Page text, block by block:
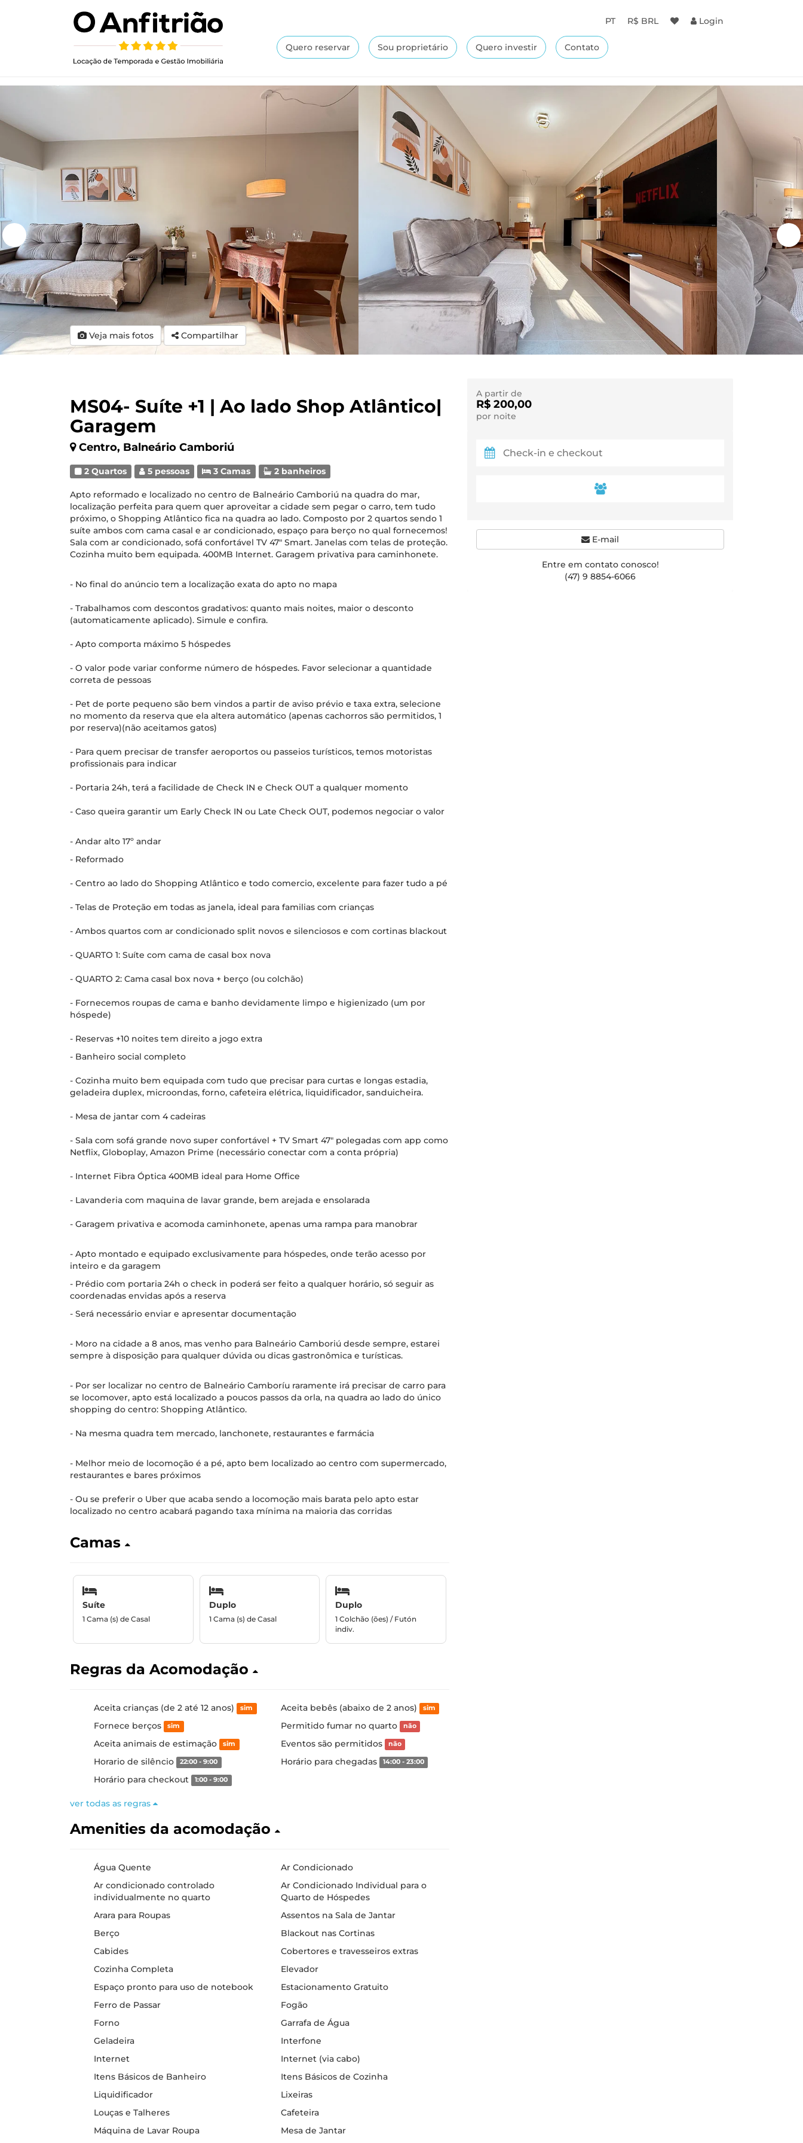
PT R$ BRL Login
Quero reservar Sou proprietário Quero investir Contato
Veja mais fotos Compartilhar
MS04- Suíte +1 | Ao lado Shop Atlântico|
Garagem
Centro, Balneário Camboriú
2 Quartos 5 pessoas 3 Camas 2 banheiros
Apto reformado e localizado no centro de Balneário Camboriú na quadra do mar,
localização perfeita para quem quer aproveitar a cidade sem pegar o carro, tem tudo
próximo, o Shopping Atlântico fica na quadra ao lado. Composto por 2 quartos sendo 1
suíte ambos com cama casal e ar condicionado, espaço para berço no qual fornecemos!
Sala com ar condicionado, sofá confortável TV 47" Smart. Janelas com telas de proteção.
Cozinha muito bem equipada. 400MB Internet. Garagem privativa para caminhonete.
- No final do anúncio tem a localização exata do apto no mapa
- Trabalhamos com descontos gradativos: quanto mais noites, maior o desconto
(automaticamente aplicado). Simule e confira.
- Apto comporta máximo 5 hóspedes
- O valor pode variar conforme número de hóspedes. Favor selecionar a quantidade
correta de pessoas
- Pet de porte pequeno são bem vindos a partir de aviso prévio e taxa extra, selecione
no momento da reserva que ela altera automático (apenas cachorros são permitidos, 1
por reserva)(não aceitamos gatos)
- Para quem precisar de transfer aeroportos ou passeios turísticos, temos motoristas
profissionais para indicar
- Portaria 24h, terá a facilidade de Check IN e Check OUT a qualquer momento
- Caso queira garantir um Early Check IN ou Late Check OUT, podemos negociar o valor
- Andar alto 17º andar
- Reformado
- Centro ao lado do Shopping Atlântico e todo comercio, excelente para fazer tudo a pé
- Telas de Proteção em todas as janela, ideal para familias com crianças
- Ambos quartos com ar condicionado split novos e silenciosos e com cortinas blackout
- QUARTO 1: Suíte com cama de casal box nova
- QUARTO 2: Cama casal box nova + berço (ou colchão)
- Fornecemos roupas de cama e banho devidamente limpo e higienizado (um por
hóspede)
- Reservas +10 noites tem direito a jogo extra
- Banheiro social completo
- Cozinha muito bem equipada com tudo que precisar para curtas e longas estadia,
geladeira duplex, microondas, forno, cafeteira elétrica, liquidificador, sanduicheira.
- Mesa de jantar com 4 cadeiras
- Sala com sofá grande novo super confortável + TV Smart 47" polegadas com app como
Netflix, Globoplay, Amazon Prime (necessário conectar com a conta própria)
- Internet Fibra Óptica 400MB ideal para Home Office
- Lavanderia com maquina de lavar grande, bem arejada e ensolarada
- Garagem privativa e acomoda caminhonete, apenas uma rampa para manobrar
- Apto montado e equipado exclusivamente para hóspedes, onde terão acesso por
inteiro e da garagem
- Prédio com portaria 24h o check in poderá ser feito a qualquer horário, só seguir as
coordenadas envidas após a reserva
- Será necessário enviar e apresentar documentação
- Moro na cidade a 8 anos, mas venho para Balneário Camboriú desde sempre, estarei
sempre à disposição para qualquer dúvida ou dicas gastronômica e turísticas.
- Por ser localizar no centro de Balneário Camboríu raramente irá precisar de carro para
se locomover, apto está localizado a poucos passos da orla, na quadra ao lado do único
shopping do centro: Shopping Atlântico.
- Na mesma quadra tem mercado, lanchonete, restaurantes e farmácia
- Melhor meio de locomoção é a pé, apto bem localizado ao centro com supermercado,
restaurantes e bares próximos
- Ou se preferir o Uber que acaba sendo a locomoção mais barata pelo apto estar
localizado no centro acabará pagando taxa mínima na maioria das corridas
Camas
Suíte
1 Cama (s) de Casal
Duplo
1 Cama (s) de Casal
Duplo
1 Colchão (ões) / Futón
indiv.
Regras da Acomodação
Aceita crianças (de 2 até 12 anos) sim Aceita bebês (abaixo de 2 anos) sim
Fornece berços sim Permitido fumar no quarto não
Aceita animais de estimação sim Eventos são permitidos não
Horario de silêncio 22:00 - 9:00 Horário para chegadas 14:00 - 23:00
Horário para checkout 1:00 - 9:00
ver todas as regras
Amenities da acomodação
Água Quente
Ar Condicionado
Ar condicionado controlado
individualmente no quarto
Ar Condicionado Individual para o
Quarto de Hóspedes
Arara para Roupas
Assentos na Sala de Jantar
Berço
Blackout nas Cortinas
Cabides
Cobertores e travesseiros extras
Cozinha Completa
Elevador
Espaço pronto para uso de notebook
Estacionamento Gratuito
Ferro de Passar
Fogão
Forno
Garrafa de Água
Geladeira
Interfone
Internet
Internet (via cabo)
Itens Básicos de Banheiro
Itens Básicos de Cozinha
Liquidificador
Lixeiras
Louças e Talheres
Cafeteira
Máquina de Lavar Roupa
Mesa de Jantar
A partir de
R$ 200,00
por noite
E-mail
Entre em contato conosco!
(47) 9 8854-6066